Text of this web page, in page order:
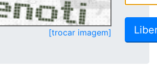
[trocar imagem]